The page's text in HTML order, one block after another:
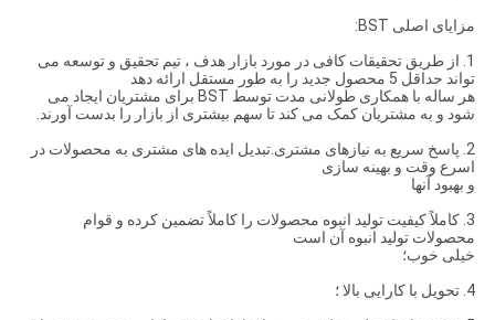
مزایای اصلی BST:
1. از طریق تحقیقات کافی در مورد بازار هدف ، تیم تحقیق و توسعه می
تواند حداقل 5 محصول جدید را به طور مستقل ارائه دهد
هر ساله با همکاری طولانی مدت توسط BST برای مشتریان ایجاد می
شود و به مشتریان کمک می کند تا سهم بیشتری از بازار را بدست آورند.
2. پاسخ سریع به نیازهای مشتری.تبدیل ایده های مشتری به محصولات در
اسرع وقت و بهینه سازی
و بهبود آنها
3. كاملاً كیفیت تولید انبوه محصولات را كاملاً تضمین كرده و قوام
محصولات تولید انبوه آن است
خیلی خوب؛
4. تحویل با کارایی بالا ؛